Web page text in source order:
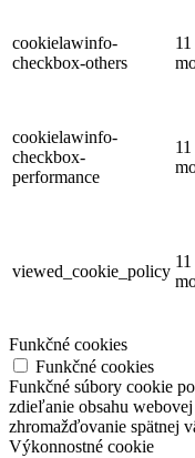
cookielawinfo-
checkbox-others
11
cookielawinfo-
checkbox-
performance
11
viewed_cookie_policy
11
Funkčné cookies
Funkčné cookies
Funkčné súbory cookie
zdieľanie obsahu
zhromažďovanie spätnej
Výkonnostné cookie